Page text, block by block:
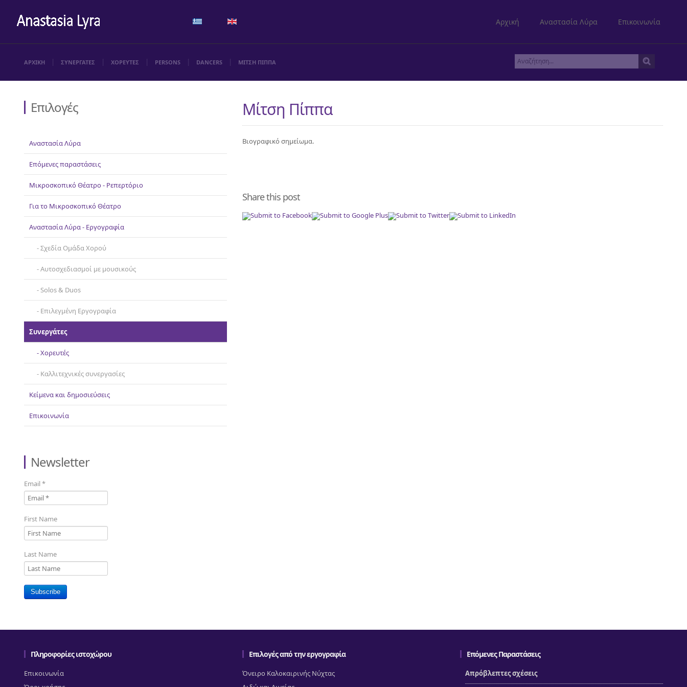
Αρχική Αναστασία Λύρα Επικοινωνία
ΑΡΧΙΚΗ ΣΥΝΕΡΓΑΤΕΣ ΧΟΡΕΥΤΕΣ PERSONS DANCERS ΜΙΤΣΗ ΠΙΠΠΑ
Επιλογές
Αναστασία Λύρα
Επόμενες παραστάσεις
Μικροσκοπικό Θέατρο - Ρεπερτόριο
Για το Μικροσκοπικό Θέατρο
Αναστασία Λύρα - Εργογραφία
Σχεδία Ομάδα Χορού
Αυτοσχεδιασμοί με μουσικούς
Solos & Duos
Επιλεγμένη Εργογραφία
Συνεργάτες
Χορευτές
Καλλιτεχνικές συνεργασίες
Κείμενα και δημοσιεύσεις
Επικοινωνία
Newsletter
Email*
First Name
Last Name
Subscribe
Μίτση Πίππα
Βιογραφικό σημείωμα.
Share this post
Πληροφορίες ιστοχώρου
Επικοινωνία
Επιλογές από την εργογραφία
Όνειρο Καλοκαιρινής Νύχτας
Επόμενες Παραστάσεις
Απρόβλεπτες σχέσεις